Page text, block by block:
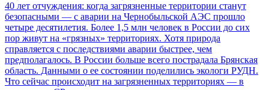
40 лет отчуждения: когда загрязненные территории станут
безопасными — с аварии на Чернобыльской АЭС прошло
четыре десятилетия. Более 1,5 млн человек в России до сих
пор живут на «грязных» территориях. Хотя природа
справляется с последствиями аварии быстрее, чем
предполагалось. В России больше всего пострадала Брянская
область. Данными о ее состоянии поделились экологи РУДН.
Что сейчас происходит на загрязненных территориях — в